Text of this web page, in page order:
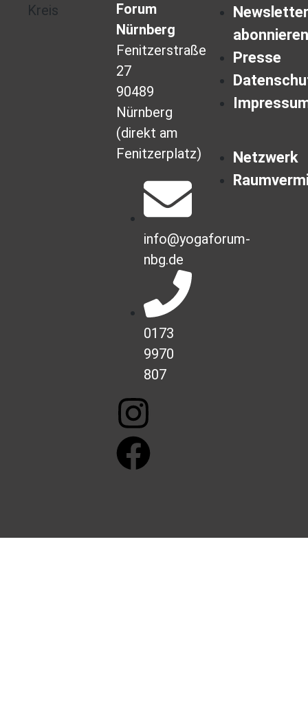
Forum
Nürnberg
Fenitzerstraße
27
90489
Nürnberg
(direkt am
Fenitzerplatz)
info@yogaforum-
nbg.de
0173
9970
807
Newsletter
abonnieren
Presse
Netzwerk